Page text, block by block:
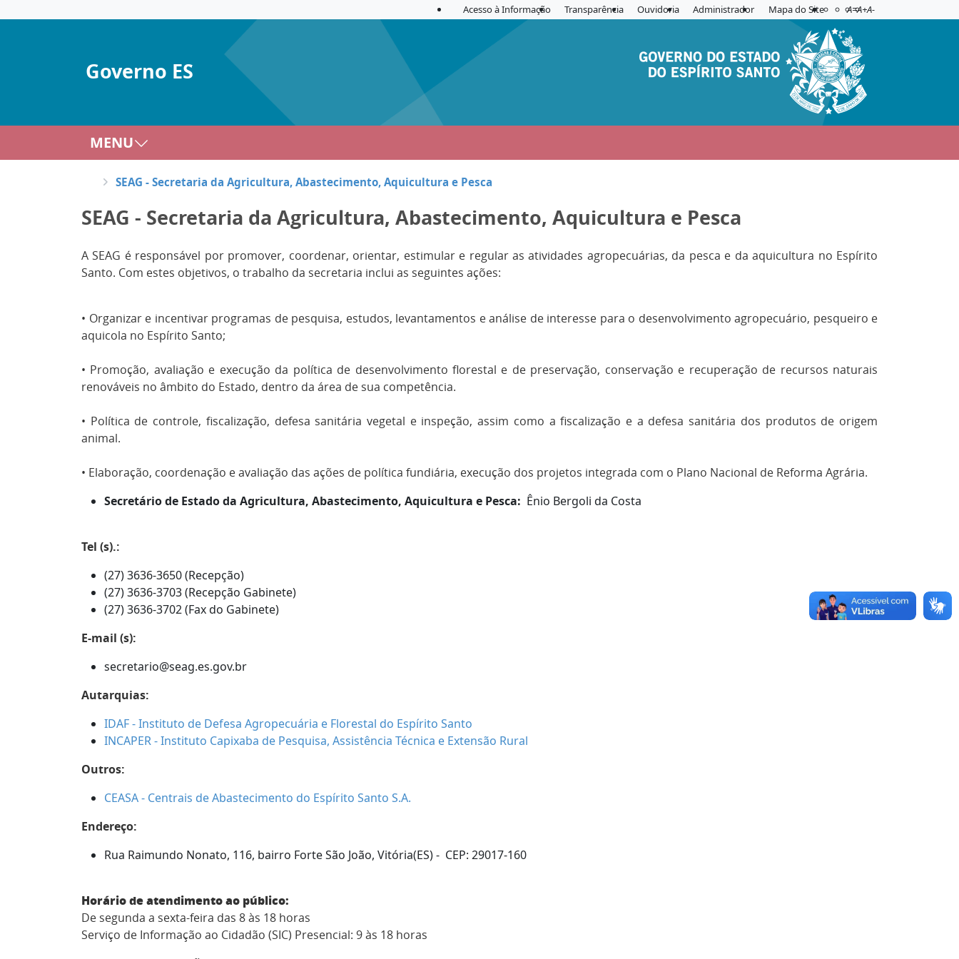
Acesso à Informação Transparência Ouvidoria Administrador Mapa do Site Acessibilidade
Aplicar contraste
A=A+A-
Governo ES
MENU
SEAG - Secretaria da Agricultura, Abastecimento, Aquicultura e Pesca
SEAG - Secretaria da Agricultura, Abastecimento, Aquicultura e Pesca
A SEAG é responsável por promover, coordenar, orientar, estimular e regular as atividades agropecuárias, da pesca e da aquicultura no Espírito
Santo. Com estes objetivos, o trabalho da secretaria inclui as seguintes ações:
• Organizar e incentivar programas de pesquisa, estudos, levantamentos e análise de interesse para o desenvolvimento agropecuário, pesqueiro e
aquicola no Espírito Santo;
• Promoção, avaliação e execução da política de desenvolvimento florestal e de preservação, conservação e recuperação de recursos naturais
renováveis no âmbito do Estado, dentro da área de sua competência.
• Política de controle, fiscalização, defesa sanitária vegetal e inspeção, assim como a fiscalização e a defesa sanitária dos produtos de origem
animal.
• Elaboração, coordenação e avaliação das ações de política fundiária, execução dos projetos integrada com o Plano Nacional de Reforma Agrária.
Secretário de Estado da Agricultura, Abastecimento, Aquicultura e Pesca: Ênio Bergoli da Costa
Tel (s).:
(27) 3636-3650 (Recepção)
(27) 3636-3703 (Recepção Gabinete)
(27) 3636-3702 (Fax do Gabinete)
E-mail (s):
secretario@seag.es.gov.br
Autarquias:
IDAF - Instituto de Defesa Agropecuária e Florestal do Espírito Santo
INCAPER - Instituto Capixaba de Pesquisa, Assistência Técnica e Extensão Rural
Outros:
CEASA - Centrais de Abastecimento do Espírito Santo S.A.
Endereço:
Rua Raimundo Nonato, 116, bairro Forte São João, Vitória(ES) - CEP: 29017-160
Horário de atendimento ao público:
De segunda a sexta-feira das 8 às 18 horas
Serviço de Informação ao Cidadão (SIC) Presencial: 9 às 18 horas